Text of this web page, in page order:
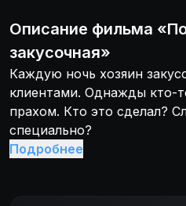
Описание фильма «
закусочная»
Каждую ночь хозяин
клиентами. Однажды кто-
прахом. Кто это сделал?
специально?
Подробнее